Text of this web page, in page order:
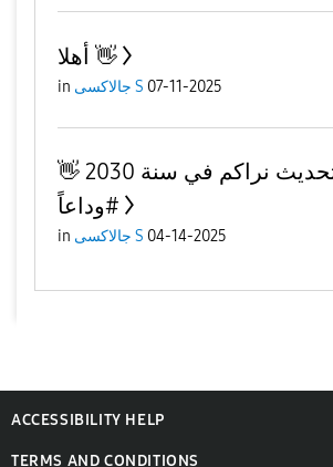
أهلا 👋
in جالاكسى S 07-11-2025
توقف التحديث نراكم في سنة 2030 👋
#وداعاً
in جالاكسى S 04-14-2025
ACCESSIBILITY HELP
TERMS AND CONDITIONS